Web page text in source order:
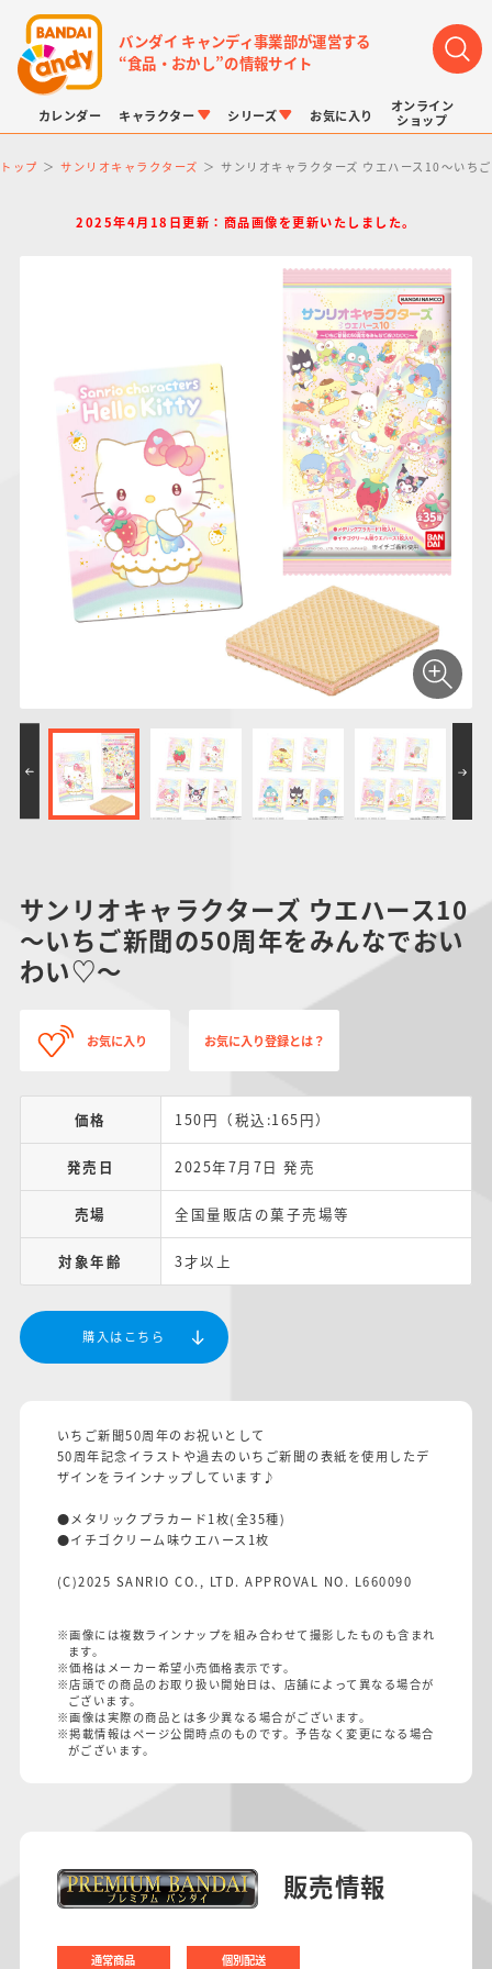
バンダイ キャンディ事業部が運営する
“食品・おかし”の情報サイト
カレンダー キャラクター
仮面ライダーシリー
ズ
スーパー戦隊シリー
ズ
ガンダムシリーズ
ドラゴンボール
アンパンマン
ーズ
たまご
シリーズ
キャラパキ
にふぉるめーしょん
＆スクエアシール
ポケモンキッズ
ポケモンスケールワ
ールド
わ
お気に入り
オンライン
ショップ
トップ サンリオキャラクターズ サンリオキャラクターズ ウエハース10～いち
2025年4月18日更新：商品画像を更新いたしました。
サンリオキャラクターズ ウエハース10
～いちご新聞の50周年をみんなでおい
わい♡～
お気に入り お気に入り登録とは？
価格 150円（税込:165円）
発売日 2025年7月7日 発売
売場 全国量販店の菓子売場等
対象年齢 3才以上
購入はこちら
いちご新聞50周年のお祝いとして
50周年記念イラストや過去のいちご新聞の表紙を使用したデ
ザインをラインナップしています♪
●メタリックプラカード1枚(全35種)
●イチゴクリーム味ウエハース1枚
(C)2025 SANRIO CO., LTD. APPROVAL NO. L660090
※画像には複数ラインナップを組み合わせて撮影したものも含まれ
ます。
※価格はメーカー希望小売価格表示です。
※店頭での商品のお取り扱い開始日は、店舗によって異なる場合が
ございます。
※画像は実際の商品とは多少異なる場合がございます。
※掲載情報はページ公開時点のものです。予告なく変更になる場合
がございます。
販売情報
通常商品 個別配送